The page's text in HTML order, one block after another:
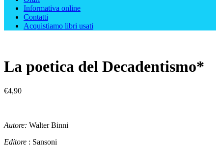
Informativa online
Contatti
Acquistiamo libri usati
La poetica del Decadentismo*
€4,90
Autore: Walter Binni
Editore : Sansoni